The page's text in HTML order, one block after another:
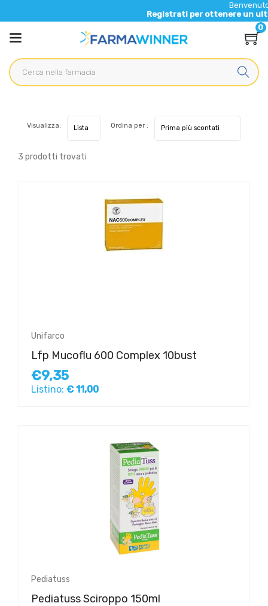
Benvenuto nel
Registrati per ottenere un
0
3 prodotti trovati
Visualizza: Ordina per :
Unifarco
Lfp Mucoflu 600 Complex 10bust
€9,35
Listino: € 11,00
Pediatuss
Pediatuss Sciroppo 150ml